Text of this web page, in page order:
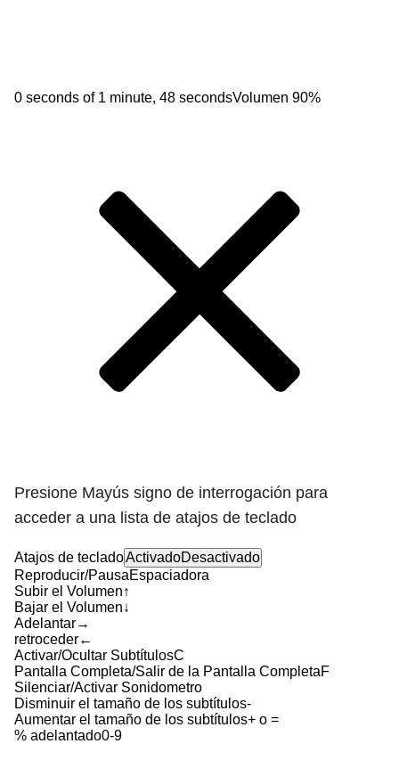
0 seconds of 1 minute, 48 secondsVolumen 90%
Presione Mayús signo de interrogación para
acceder a una lista de atajos de teclado
Atajos de tecladoActivadoDesactivado
Reproducir/PausaEspaciadora
Subir el Volumen↑
Bajar el Volumen↓
Adelantar→
retroceder←
Activar/Ocultar SubtítulosC
Pantalla Completa/Salir de la Pantalla CompletaF
Silenciar/Activar Sonidometro
Disminuir el tamaño de los subtítulos-
Aumentar el tamaño de los subtítulos+ o =
% adelantado0-9